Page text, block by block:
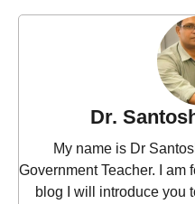
Dr.
My name is Dr
Government Teacher. I am
blog I will introduce you